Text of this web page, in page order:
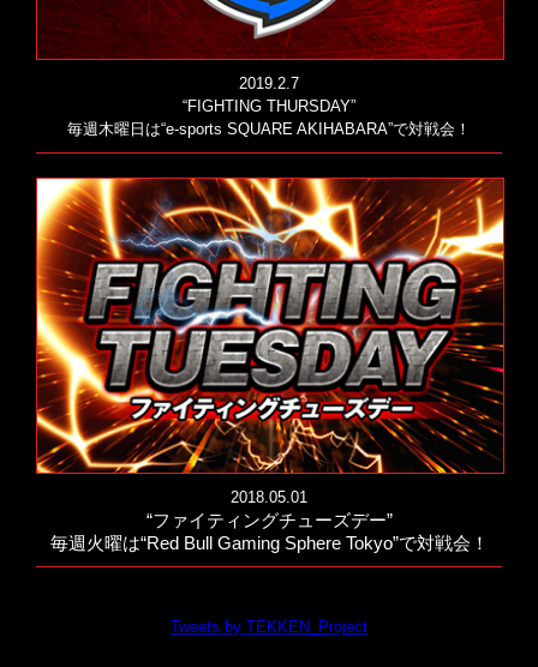
2019.2.7
“FIGHTING THURSDAY”
毎週木曜日は“e-sports SQUARE AKIHABARA”で対戦会！
2018.05.01
“ファイティングチューズデー”
毎週火曜は“Red Bull Gaming Sphere Tokyo”で対戦会！
Tweets by TEKKEN_Project